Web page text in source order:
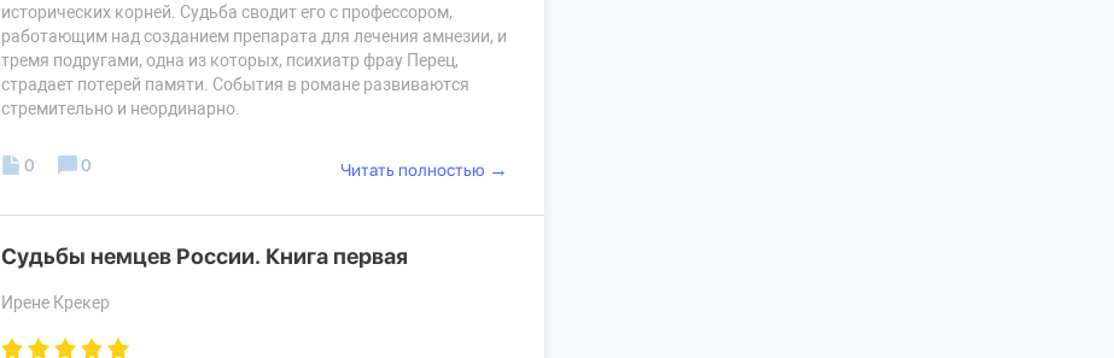
исторических корней. Судьба сводит его с профессором,
работающим над созданием препарата для лечения амнезии, и
тремя подругами, одна из которых, психиатр фрау Перец,
страдает потерей памяти. События в романе развиваются
стремительно и неординарно.
0 0 Читать полностью →
Судьбы немцев России. Книга первая
Ирене Крекер